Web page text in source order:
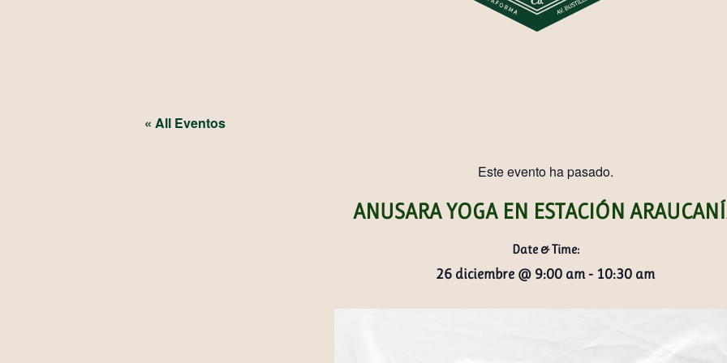
« All Eventos
Este evento ha pasado.
ANUSARA YOGA EN ESTACIÓN
Date & Time:
26 diciembre @ 9:00 am - 10:30 am